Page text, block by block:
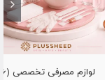
لوازم مصرفی تخصصی (16)